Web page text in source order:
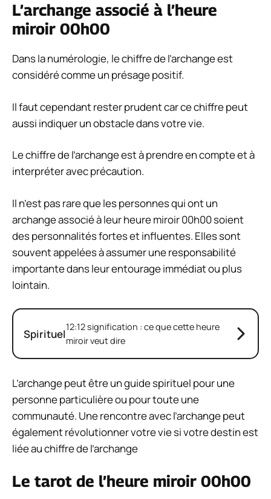
L’archange associé à l’heure
miroir 00h00
Dans la numérologie, le chiffre de l’archange est
considéré comme un présage positif.
Il faut cependant rester prudent car ce chiffre peut
aussi indiquer un obstacle dans votre vie.
Le chiffre de l’archange est à prendre en compte et à
interpréter avec précaution.
Il n’est pas rare que les personnes qui ont un
archange associé à leur heure miroir 00h00 soient
des personnalités fortes et influentes. Elles sont
souvent appelées à assumer une responsabilité
importante dans leur entourage immédiat ou plus
lointain.
Spirituel12:12 signification : ce que cette heure
miroir veut dire
L’archange peut être un guide spirituel pour une
personne particulière ou pour toute une
communauté. Une rencontre avec l’archange peut
également révolutionner votre vie si votre destin est
liée au chiffre de l’archange
Le tarot de l’heure miroir 00h00